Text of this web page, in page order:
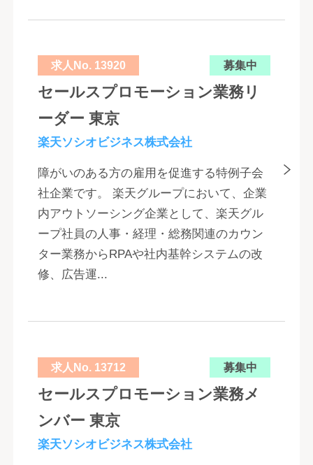
求人No. 13920 募集中
セールスプロモーション業務リ
ーダー 東京
楽天ソシオビジネス株式会社
障がいのある方の雇用を促進する特例子会
社企業です。 楽天グループにおいて、企業
内アウトソーシング企業として、楽天グル
ープ社員の人事・経理・総務関連のカウン
ター業務からRPAや社内基幹システムの改
修、広告運...
求人No. 13712 募集中
セールスプロモーション業務メ
ンバー 東京
楽天ソシオビジネス株式会社